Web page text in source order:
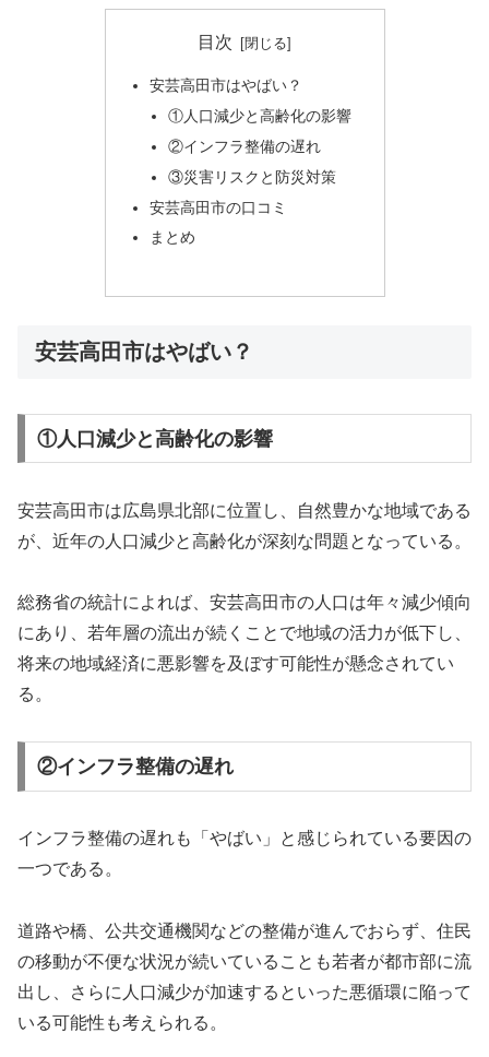
目次
安芸高田市はやばい？
①人口減少と高齢化の影響
②インフラ整備の遅れ
③災害リスクと防災対策
安芸高田市の口コミ
まとめ
安芸高田市はやばい？
①人口減少と高齢化の影響
安芸高田市は広島県北部に位置し、自然豊かな地域である
が、近年の人口減少と高齢化が深刻な問題となっている。
総務省の統計によれば、安芸高田市の人口は年々減少傾向
にあり、若年層の流出が続くことで地域の活力が低下し、
将来の地域経済に悪影響を及ぼす可能性が懸念されてい
る。
②インフラ整備の遅れ
インフラ整備の遅れも「やばい」と感じられている要因の
一つである。
道路や橋、公共交通機関などの整備が進んでおらず、住民
の移動が不便な状況が続いていることも若者が都市部に流
出し、さらに人口減少が加速するといった悪循環に陥って
いる可能性も考えられる。